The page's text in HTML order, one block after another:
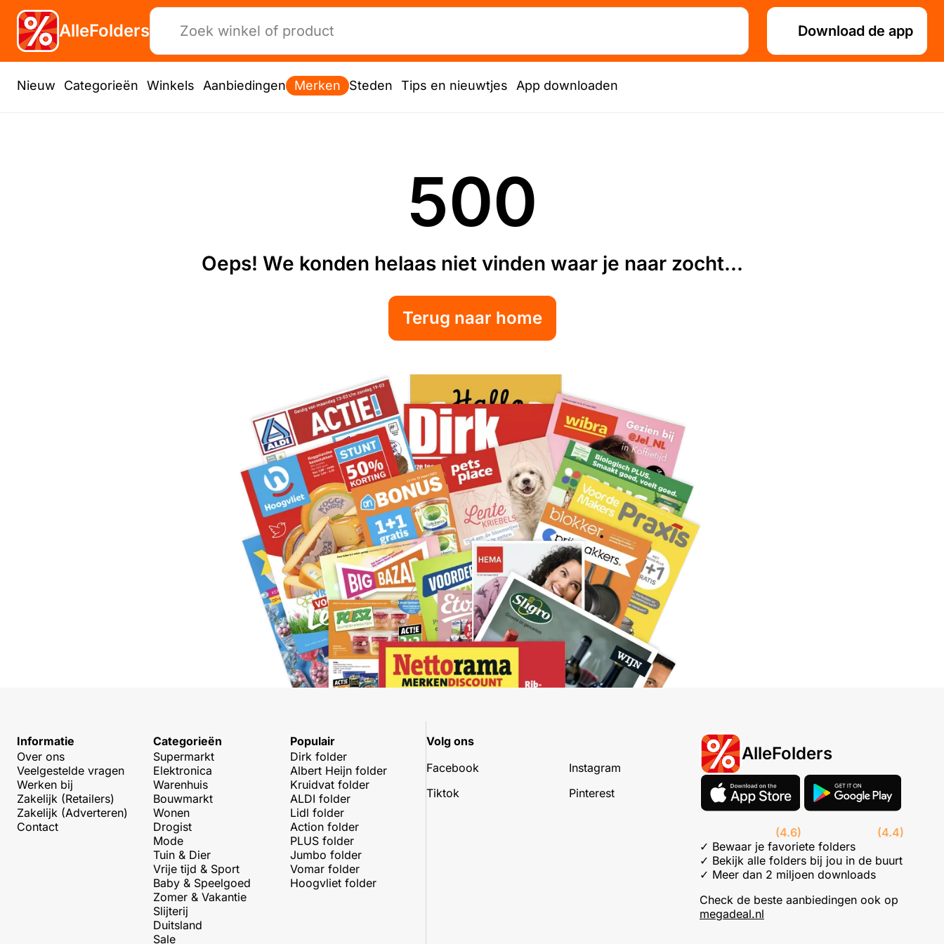
AlleFolders Download de app
Nieuw Categorieën Winkels Aanbiedingen Merken Steden Tips en nieuwtjes App downloaden
500
Oeps! We konden helaas niet vinden waar je naar zocht...
Terug naar home
Informatie
Over ons
Veelgestelde vragen
Werken bij
Zakelijk (Retailers)
Zakelijk (Adverteren)
Contact
Categorieën
Supermarkt
Elektronica
Warenhuis
Bouwmarkt
Wonen
Drogist
Mode
Tuin & Dier
Vrije tijd & Sport
Baby & Speelgoed
Zomer & Vakantie
Slijterij
Duitsland
Sale
Populair
Dirk folder
Albert Heijn folder
Kruidvat folder
ALDI folder
Lidl folder
Action folder
PLUS folder
Jumbo folder
Vomar folder
Hoogvliet folder
Volg ons
Facebook
Instagram
Tiktok
Pinterest
AlleFolders
(4.6)
(4.4)
✓ Bewaar je favoriete folders
✓ Bekijk alle folders bij jou in de buurt
✓ Meer dan 2 miljoen downloads
Check de beste aanbiedingen ook op
megadeal.nl